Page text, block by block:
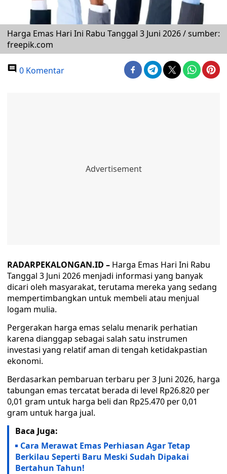
Harga Emas Hari Ini Rabu Tanggal 3 Juni 2026 / sumber:
freepik.com
0 Komentar
RADARPEKALONGAN.ID – Harga Emas Hari Ini Rabu
Tanggal 3 Juni 2026 menjadi informasi yang banyak
dicari oleh masyarakat, terutama mereka yang sedang
mempertimbangkan untuk membeli atau menjual
logam mulia.
Pergerakan harga emas selalu menarik perhatian
karena dianggap sebagai salah satu instrumen
investasi yang relatif aman di tengah ketidakpastian
ekonomi.
Berdasarkan pembaruan terbaru per 3 Juni 2026, harga
tabungan emas tercatat berada di level Rp26.820 per
0,01 gram untuk harga beli dan Rp25.470 per 0,01
gram untuk harga jual.
Baca Juga:
Cara Merawat Emas Perhiasan Agar Tetap
Berkilau Seperti Baru Meski Sudah Dipakai
Bertahun Tahun!